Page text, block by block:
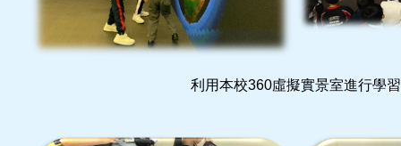
利用本校360虛擬實景室進行學習